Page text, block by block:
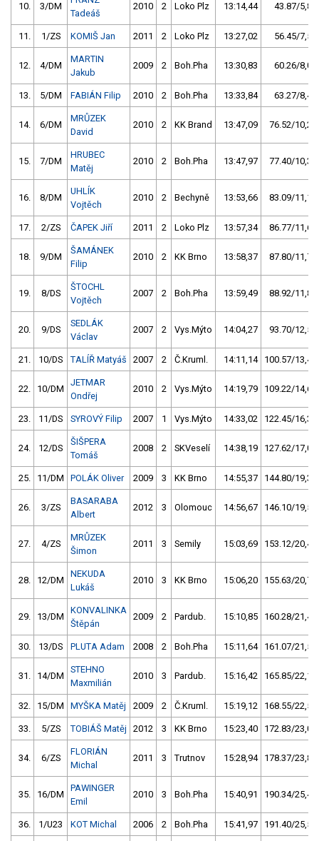
10. 3/DM
Tadeáš
2010 2 Loko Plz 13:14,44 43.87/5,8
11. 1/ZS KOMIŠ Jan 2011 2 Loko Plz 13:27,02 56.45/7,5
12. 4/DM
MARTIN
Jakub
2009 2 Boh.Pha 13:30,83 60.26/8,0
13. 5/DM FABIÁN Filip 2010 2 Boh.Pha 13:33,84 63.27/8,4
14. 6/DM
MRŮZEK
David
2010 2 KK Brand 13:47,09 76.52/10,2
15. 7/DM
HRUBEC
Matěj
2010 2 Boh.Pha 13:47,97 77.40/10,3
16. 8/DM
UHLÍK
Vojtěch
2010 2 Bechyně 13:53,66 83.09/11,1
17. 2/ZS ČAPEK Jiří 2011 2 Loko Plz 13:57,34 86.77/11,6
18. 9/DM
ŠAMÁNEK
Filip
2010 2 KK Brno 13:58,37 87.80/11,7
19. 8/DS
ŠTOCHL
Vojtěch
2007 2 Boh.Pha 13:59,49 88.92/11,8
20. 9/DS
SEDLÁK
Václav
2007 2 Vys.Mýto 14:04,27 93.70/12,5
21. 10/DS TALÍŘ Matyáš 2007 2 Č.Kruml. 14:11,14 100.57/13,4
22. 10/DM
JETMAR
Ondřej
2010 2 Vys.Mýto 14:19,79 109.22/14,6
23. 11/DS SYROVÝ Filip 2007 1 Vys.Mýto 14:33,02 122.45/16,3
24. 12/DS
ŠIŠPERA
Tomáš
2008 2 SKVeselí 14:38,19 127.62/17,0
25. 11/DM POLÁK Oliver 2009 3 KK Brno 14:55,37 144.80/19,3
26. 3/ZS
BASARABA
Albert
2012 3 Olomouc 14:56,67 146.10/19,5
27. 4/ZS
MRŮZEK
Šimon
2011 3 Semily 15:03,69 153.12/20,4
28. 12/DM
NEKUDA
Lukáš
2010 3 KK Brno 15:06,20 155.63/20,7
29. 13/DM
KONVALINKA
Štěpán
2009 2 Pardub. 15:10,85 160.28/21,4
30. 13/DS PLUTA Adam 2008 2 Boh.Pha 15:11,64 161.07/21,5
31. 14/DM
STEHNO
Maxmilián
2010 3 Pardub. 15:16,42 165.85/22,1
32. 15/DM MYŠKA Matěj 2009 2 Č.Kruml. 15:19,12 168.55/22,5
33. 5/ZS TOBIÁŠ Matěj 2012 3 KK Brno 15:23,40 172.83/23,0
34. 6/ZS
FLORIÁN
Michal
2011 3 Trutnov 15:28,94 178.37/23,8
35. 16/DM
PAWINGER
Emil
2010 3 Boh.Pha 15:40,91 190.34/25,4
36. 1/U23 KOT Michal 2006 2 Boh.Pha 15:41,97 191.40/25,5